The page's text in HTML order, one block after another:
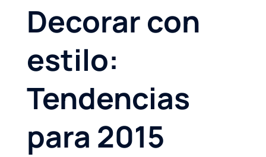
Decorar con
estilo:
Tendencias
para 2015